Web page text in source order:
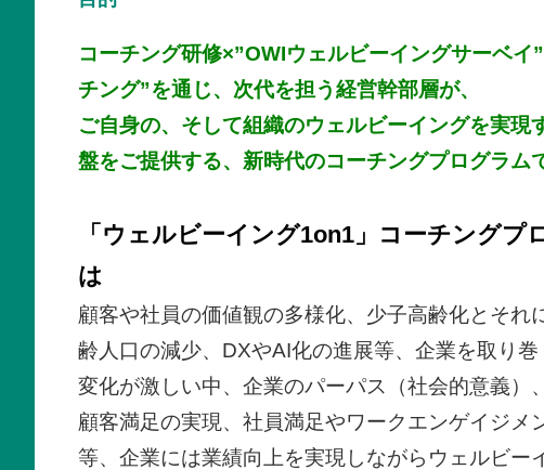
コーチング研修×”OWIウェルビーイングサーベイ
チング”を通じ、次代を担う経営幹部層が、
ご自身の、そして組織のウェルビーイングを実現
盤をご提供する、新時代のコーチングプログラム
「ウェルビーイング1on1」コーチングプ
は
顧客や社員の価値観の多様化、少子高齢化とそれ
齢人口の減少、 DXやAI化の進展等、企業を取り
変化が激しい中、企業のパーパス（社会的意義）
顧客満足の実現、社員満足やワークエンゲイジメ
等、企業には業績向上を実現しながらウェルビー